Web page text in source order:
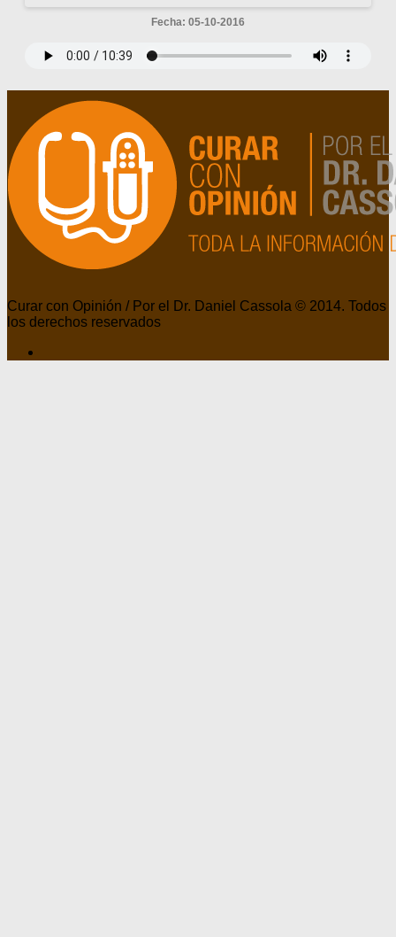
Fecha: 05-10-2016
Curar con Opinión / Por el Dr. Daniel Cassola © 2014. Todos
los derechos reservados